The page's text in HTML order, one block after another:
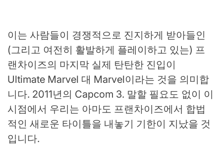
이는 사람들이 경쟁적으로 진지하게 받아들인
(그리고 여전히 활발하게 플레이하고 있는) 프
랜차이즈의 마지막 실제 탄탄한 진입이
Ultimate Marvel 대 Marvel이라는 것을 의미합
니다. 2011년의 Capcom 3. 말할 필요도 없이 이
시점에서 우리는 아마도 프랜차이즈에서 합법
적인 새로운 타이틀을 내놓기 기한이 지났을 것
입니다.